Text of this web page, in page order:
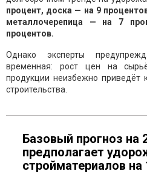
процент, доска — на 9
металлочерепица — на 7
процентов.
Однако эксперты
временная: рост цен на
продукции неизбежно приведёт
строительства.
Базовый прогноз на
предполагает
стройматериалов на